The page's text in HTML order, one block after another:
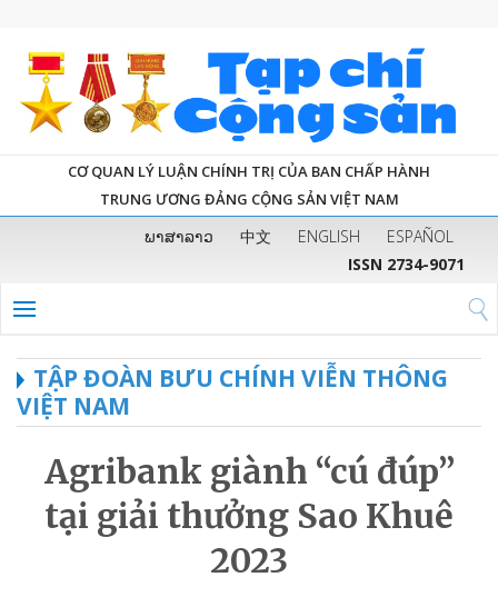
CƠ QUAN LÝ LUẬN CHÍNH TRỊ CỦA BAN CHẤP HÀNH
TRUNG ƯƠNG ĐẢNG CỘNG SẢN VIỆT NAM
ພາສາລາວ 中文 ENGLISH
ESPAÑOL
ISSN 2734-9071
TẬP ĐOÀN BƯU CHÍNH VIỄN THÔNG
VIỆT NAM
Agribank giành “cú đúp”
tại giải thưởng Sao Khuê
2023